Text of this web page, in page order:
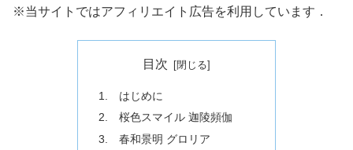
※当サイトではアフィリエイト広告を利用しています．
目次
1. はじめに
2. 桜色スマイル 迦陵頻伽
3. 春和景明 グロリア